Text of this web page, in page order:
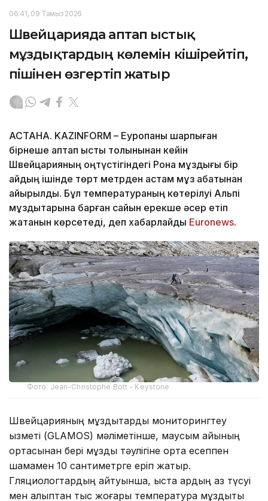
06:41, 09 Тамыз 2026
Швейцарияда аптап ыстық
мұздықтардың көлемін кішірейтіп,
пішінен өзгертіп жатыр
АСТАНА. KAZINFORM – Еуропаны шарпыған
бірнеше аптап ыстық толқынынан кейін
Швейцарияның оңтүстігіндегі Рона мұздығы бір
айдың ішінде төрт метрден астам мұз қабатынан
айырылды. Бұл температураның көтерілуі Альпі
мұздықтарына барған сайын ерекше әсер етіп
жатқанын көрсетеді, деп хабарлайды Еuronews.
Фото: Jean-Christophe Bott - Keystone
Швейцарияның мұздықтарды мониторингтеу
қызметі (GLAMOS) мәліметінше, маусым айының
ортасынан бері мұздық тәулігіне орта есеппен
шамамен 10 сантиметрге еріп жатыр.
Гляциологтардың айтуынша, қыста қардың аз түсуі
мен қалыптан тыс жоғары температура мұздықты